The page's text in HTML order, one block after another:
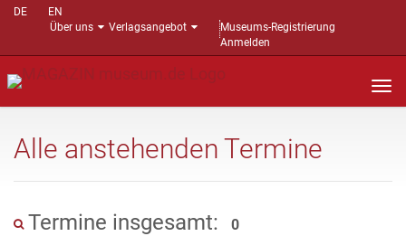
DE
EN
Über uns
Verlagsangebot
Museums-Registrierung
Anmelden
Alle anstehenden Termine
Termine insgesamt: 0